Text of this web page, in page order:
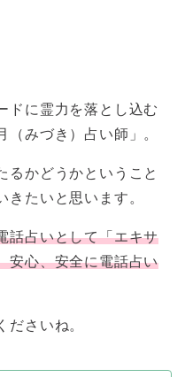
ドに霊力を落とし込む
みづき）占い師」。
るかどうかということ
きたいと思います。
話占いとして「エキサ
安心、安全に電話占い
ださいね。